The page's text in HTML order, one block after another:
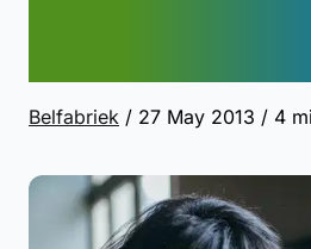
Belfabriek / 27 May 2013 / 4